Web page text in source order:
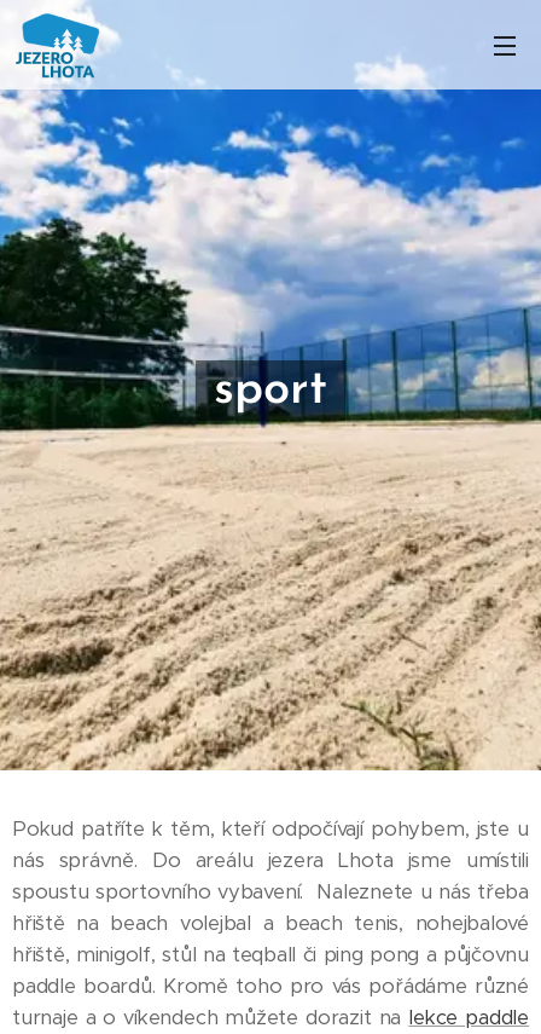
sport
Pokud patříte k těm, kteří odpočívají pohybem, jste u
nás správně. Do areálu jezera Lhota jsme umístili
spoustu sportovního vybavení. Naleznete u nás třeba
hřiště na beach volejbal a beach tenis, nohejbalové
hřiště, minigolf, stůl na teqball či ping pong a půjčovnu
paddle boardů. Kromě toho pro vás pořádáme různé
turnaje a o víkendech můžete dorazit na lekce paddle